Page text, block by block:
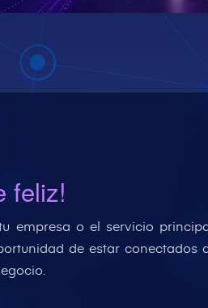
feliz!
empresa o el servicio
de estar conectados